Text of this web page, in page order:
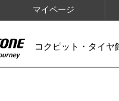
マイページ
コクピット・タイ